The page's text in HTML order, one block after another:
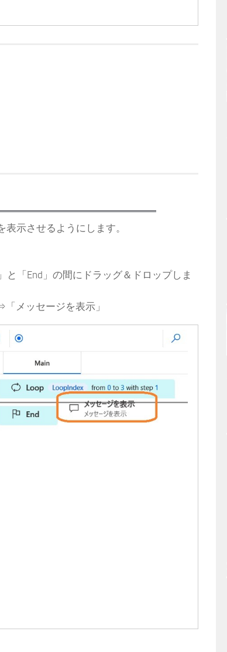
示させるようにします。
と「End」の間にドラッグ＆ドロップしま
メッセージを表示」